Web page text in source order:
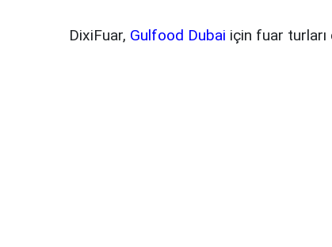
DixiFuar, Gulfood Dubai için fuar